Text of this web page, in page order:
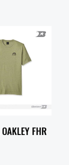
FHR